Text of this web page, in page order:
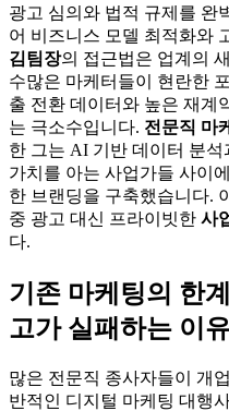
광고 심의와 법적 규제를 완
어 비즈니스 모델 최적화와
김팀장의 접근법은 업계의
수많은 마케터들이 현란한
출 전환 데이터와 높은 재계
는 극소수입니다. 전문직 마
한 그는 AI 기반 데이터 분
가치를 아는 사업가들 사이
한 브랜딩을 구축했습니다.
중 광고 대신 프라이빗한 사
다.
기존 마케팅의 한
고가 실패하는 이
많은 전문직 종사자들이 개
반적인 디지털 마케팅 대행